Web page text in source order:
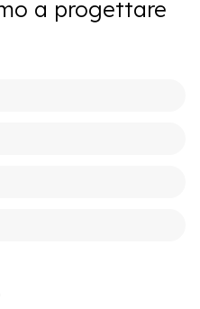
a progettare